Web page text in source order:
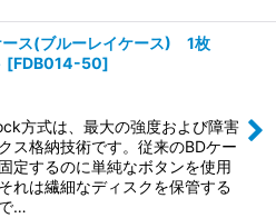
ス(ブルーレイケース) 1枚
[FDB014-50]
方式は、最大の強度および障害
ス格納技術です。従来のBDケー
定するのに単純なボタンを使用
れは繊細なディスクを保管する
…